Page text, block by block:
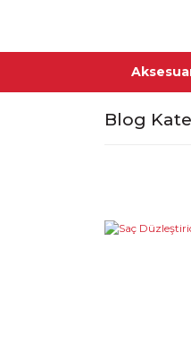
Blog